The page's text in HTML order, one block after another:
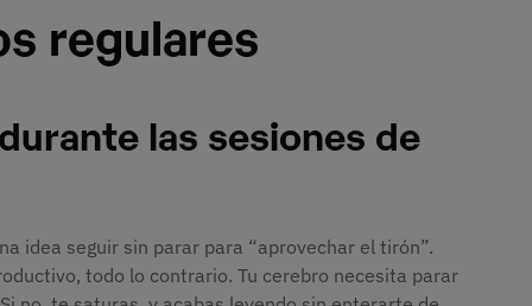
regulares
las sesiones de
idea seguir sin parar para “aprovechar el tirón”.
todo lo contrario. Tu cerebro necesita parar